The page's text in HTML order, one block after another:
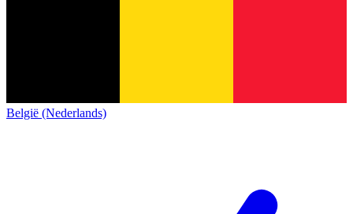
België (Nederlands)